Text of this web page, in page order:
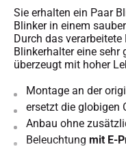
Sie erhalten ein Paar
Blinker in einem
Durch das
Blinkerhalter eine sehr
überzeugt mit hoher
Montage an der
ersetzt die globigen
Anbau ohne
Beleuchtung mit E-